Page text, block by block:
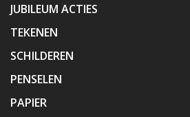
JUBILEUM ACTIES
TEKENEN
SCHILDEREN
PENSELEN
PAPIER